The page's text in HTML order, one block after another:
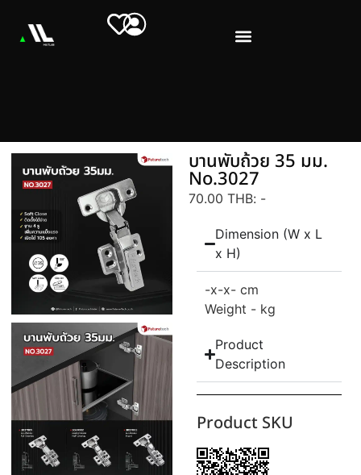
บานพับถ้วย 35 มม.
No.3027
70.00 THB: -
Dimension (W x L
x H)
-x-x- cm
Weight - kg
Product
Description
Product SKU